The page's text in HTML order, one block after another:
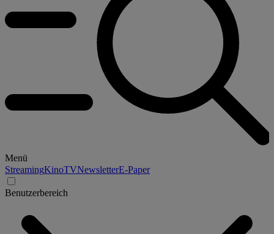
Menü
StreamingKinoTVNewsletterE-Paper
Benutzerbereich